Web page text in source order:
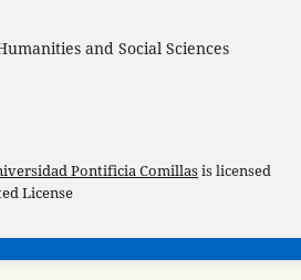
and Social Sciences
Pontificia Comillasis licensed
License